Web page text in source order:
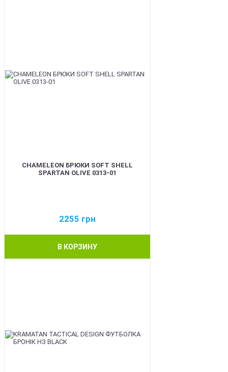
CHAMELEON БРЮКИ SOFT SHELL
SPARTAN OLIVE 0313-01
2255 грн
В КОРЗИНУ